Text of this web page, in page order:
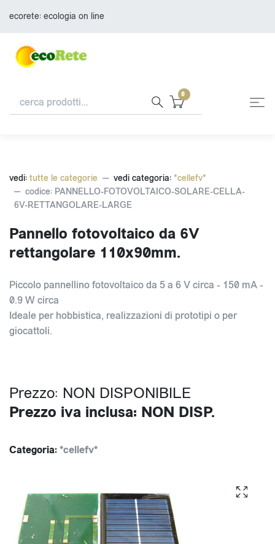
ecorete: ecologia on line
0
vedi: tutte le categorie vedi categoria: *cellefv*
codice: PANNELLO-FOTOVOLTAICO-SOLARE-CELLA-
6V-RETTANGOLARE-LARGE
Pannello fotovoltaico da 6V
rettangolare 110x90mm.
Piccolo pannellino fotovoltaico da 5 a 6 V circa - 150 mA -
0.9 W circa
Ideale per hobbistica, realizzazioni di prototipi o per
giocattoli.
Prezzo: NON DISPONIBILE
Prezzo iva inclusa: NON DISP.
Categoria:*cellefv*